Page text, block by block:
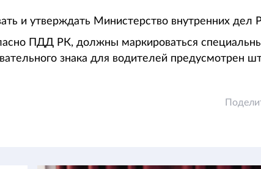
и утверждать Министерство внутренних дел
ПДД РК, должны маркироваться
знака для водителей предусмотрен